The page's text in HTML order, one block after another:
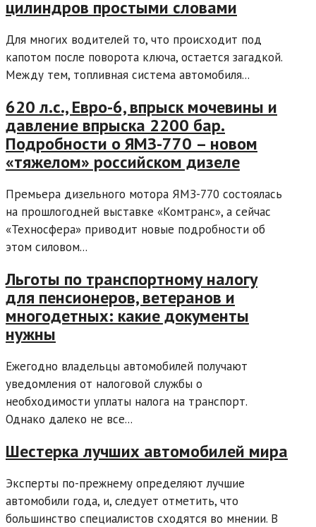
цилиндров простыми словами
Для многих водителей то, что происходит под
капотом после поворота ключа, остается загадкой.
Между тем, топливная система автомобиля...
620 л.с., Евро-6, впрыск мочевины и
давление впрыска 2200 бар.
Подробности о ЯМЗ-770 – новом
«тяжелом» российском дизеле
Премьера дизельного мотора ЯМЗ-770 состоялась
на прошлогодней выставке «Комтранс», а сейчас
«Техносфера» приводит новые подробности об
этом силовом...
Льготы по транспортному налогу
для пенсионеров, ветеранов и
многодетных: какие документы
нужны
Ежегодно владельцы автомобилей получают
уведомления от налоговой службы о
необходимости уплаты налога на транспорт.
Однако далеко не все...
Шестерка лучших автомобилей мира
Эксперты по-прежнему определяют лучшие
автомобили года, и, следует отметить, что
большинство специалистов сходятся во мнении. В